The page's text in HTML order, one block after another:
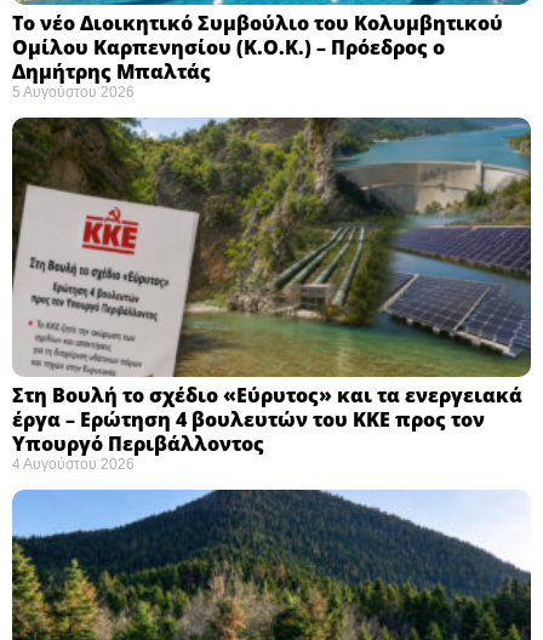
Το νέο Διοικητικό Συμβούλιο του Κολυμβητικού
Ομίλου Καρπενησίου (Κ.Ο.Κ.) – Πρόεδρος ο
Δημήτρης Μπαλτάς
5 Αυγούστου 2026
Στη Βουλή το σχέδιο «Εύρυτος» και τα ενεργειακά
έργα – Ερώτηση 4 βουλευτών του ΚΚΕ προς τον
Υπουργό Περιβάλλοντος
4 Αυγούστου 2026